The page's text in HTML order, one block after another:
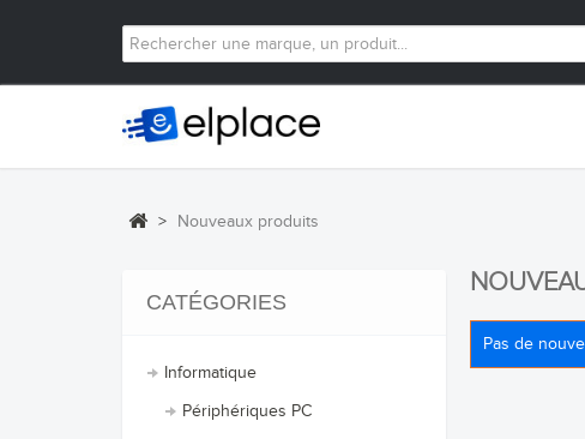
> Nouveaux produits
CATÉGORIES
Informatique
Périphériques PC
Pas de